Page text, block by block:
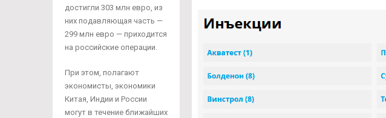
достигли 303 млн евро, из
них подавляющая часть —
299 млн евро — приходится
на российские операции.
При этом, полагают
экономисты, экономики
Китая, Индии и России
могут в течение ближайших